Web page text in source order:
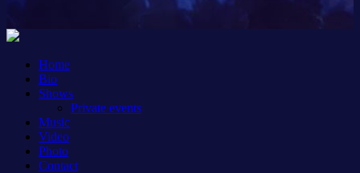
Home
Bio
Shows
Private events
Music
Video
Photo
Contact